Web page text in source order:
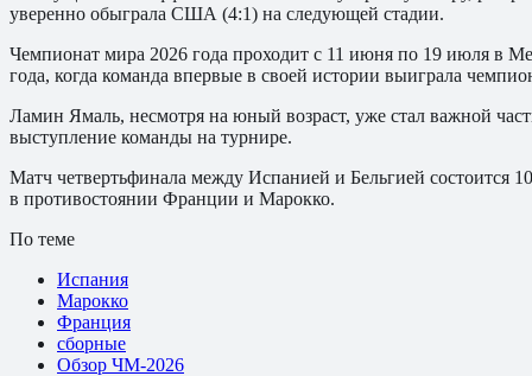
уверенно обыграла США (4:1) на следующей стадии.
Чемпионат мира 2026 года проходит с 11 июня по 19 июля в
года, когда команда впервые в своей истории выиграла
Ламин Ямаль, несмотря на юный возраст, уже стал важной
выступление команды на турнире.
Матч четвертьфинала между Испанией и Бельгией состоится
в противостоянии Франции и Марокко.
По теме
Испания
Марокко
Франция
сборные
Обзор ЧМ-2026